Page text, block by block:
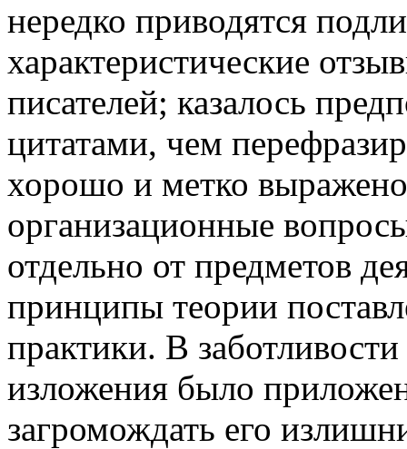
нередко приводятся
характеристические
писателей; казалось
цитатами, чем
хорошо и метко
организационные
отдельно от предметов
принципы теории
практики. В
изложения было
загромождать его